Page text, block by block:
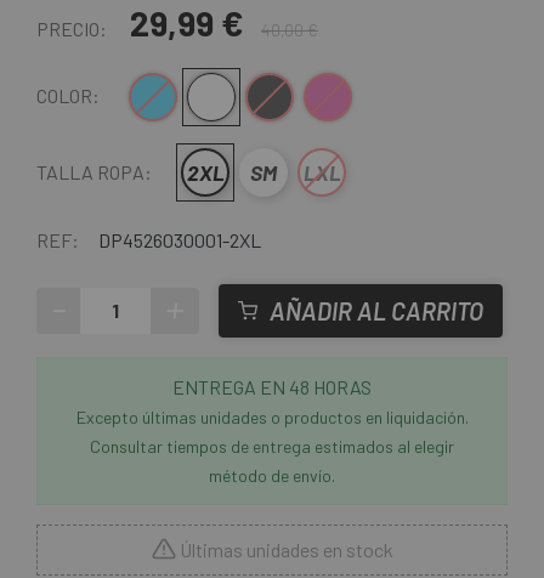
PRECIO: 29,99 € 40,00 €
COLOR: Azul Blanco Negro Rosa
TALLA ROPA: 2XL SM LXL
REF: DP4526030001-2XL
AÑADIR AL CARRITO
ENTREGA EN 48 HORAS
Excepto últimas unidades o productos en liquidación.
Consultar tiempos de entrega estimados al elegir
método de envío.
Últimas unidades en stock